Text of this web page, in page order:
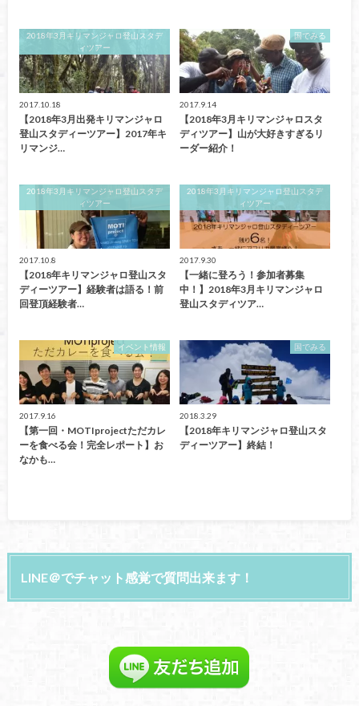
2018年3月キリマンジャロ登山スタデ
ィツアー
2017.10.18
【2018年3月出発キリマンジャロ
登山スタディーツアー】2017年キ
リマンジ…
国でみる
2017.9.14
【2018年3月キリマンジャロスタ
ディツアー】山が大好きすぎるリ
ーダー紹介！
2018年3月キリマンジャロ登山スタデ
ィツアー
2017.10.8
【2018年キリマンジャロ登山スタ
ディーツアー】経験者は語る！前
回登頂経験者…
2018年3月キリマンジャロ登山スタデ
ィツアー
2017.9.30
【一緒に登ろう！参加者募集
中！】2018年3月キリマンジャロ
登山スタディツア…
イベント情報
2017.9.16
【第一回・MOTIprojectただカレ
ーを食べる会！完全レポート】お
なかも…
国でみる
2018.3.29
【2018年キリマンジャロ登山スタ
ディーツアー】終結！
LINE＠でチャット感覚で質問出来ます！